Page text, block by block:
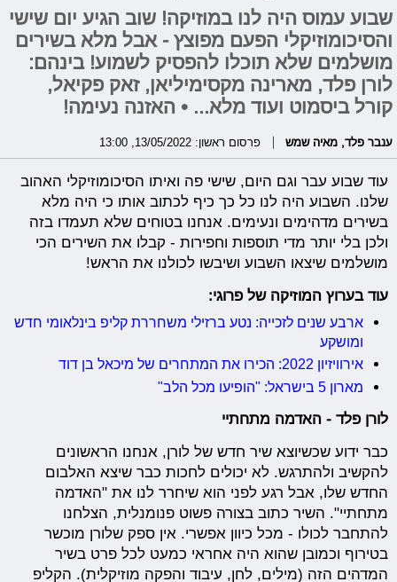
שבוע עמוס היה לנו במוזיקה! שוב הגיע יום שישי
והסיכומוזיקלי הפעם מפוצץ - אבל מלא בשירים
מושלמים שלא תוכלו להפסיק לשמוע! בינהם:
לורן פלד, מארינה מקסימיליאן, זאק פקיאל,
קורל ביסמוט ועוד מלא... • האזנה נעימה!
ענבר פלד, מאיה שמש פרסום ראשון: 13/05/2022, 13:00
עוד שבוע עבר וגם היום, שישי פה ואיתו הסיכומוזיקלי האהוב
שלנו. השבוע היה לנו כל כך כיף לכתוב אותו כי היה מלא
בשירים מדהימים ונעימים. אנחנו בטוחים שלא תעמדו בזה
ולכן בלי יותר מדי תוספות וחפירות - קבלו את השירים הכי
מושלמים שיצאו השבוע ושיבשו לכולנו את הראש!
עוד בערוץ המוזיקה של פרוגי:
ארבע שנים לזכייה: נטע ברזילי משחררת קליפ בינלאומי חדש
ומושקע
אירוויזיון 2022: הכירו את המתחרים של מיכאל בן דוד
מארון 5 בישראל: "הופיעו מכל הלב"
לורן פלד - האדמה מתחתיי
כבר ידוע שכשיוצא שיר חדש של לורן, אנחנו הראשונים
להקשיב ולהתרגש. לא יכולים לחכות כבר שיצא האלבום
החדש שלו, אבל רגע לפני הוא שיחרר לנו את "האדמה
מתחתיי". השיר כתוב בצורה פשוט פנומנלית, הצלחנו
להתחבר לכולו - מכל כיוון אפשרי. אין ספק שלורן מוכשר
בטירוף וכמובן שהוא היה אחראי כמעט לכל פרט בשיר
המדהים הזה (מילים, לחן, עיבוד והפקה מוזיקלית). הקליפ